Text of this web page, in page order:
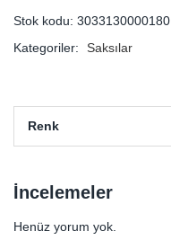
Stok kodu: 3033130000180
Kategoriler:
Saksılar
Renk
İncelemeler
Henüz yorum yok.